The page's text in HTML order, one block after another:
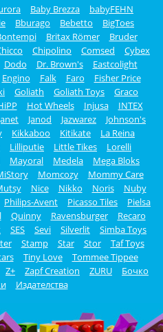
Baby Brezza
babyFEHN
Bburago Bebetto
BigToes
Britax Römer
Bruder
Chipolino Comsed
Cybex
Dodo Dr. Brown's
Eastcolight
Engino Falk Faro
Fisher Price
Goliath Goliath Toys
Graco
Hot Wheels Injusa
INTEX
Janod Jazwarez
Johnson's
Kikkaboo Kitikate
La Reina
Lilliputie Little Tikes
Lorelli
Mayoral Medela
Mega Bloks
Momcozy
Mommy Care
Nice Nikko Noris
Nuby
Philips-Avent Picasso Tiles
Pielsa
Quinny Ravensburger
Recaro
SES Sevi Silverlit
Simba Toys
Stamp Star Stor
Taf Toys
Tiny Love
Tommee Tippee
Z+ Zapf Creation ZURU
Бочко
Издателства